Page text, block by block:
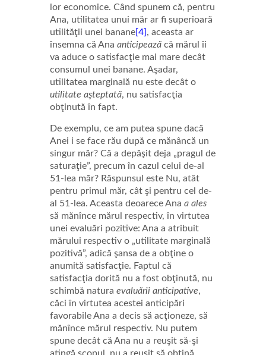
lor economice. Când spunem că, pentru
Ana, utilitatea unui măr ar fi superioară
utilităţii unei banane[4], aceasta ar
însemna că Ana anticipează că mărul îi
va aduce o satisfacţie mai mare decât
consumul unei banane. Aşadar,
utilitatea marginală nu este decât o
utilitate aşteptată, nu satisfacţia
obţinută în fapt.
De exemplu, ce am putea spune dacă
Anei i se face rău după ce mănâncă un
singur măr? Că a depăşit deja „pragul de
saturaţie”, precum în cazul celui de-al
51-lea măr? Răspunsul este Nu, atât
pentru primul măr, cât şi pentru cel de-
al 51-lea. Aceasta deoarece Ana a ales
să mănînce mărul respectiv, în virtutea
unei evaluări pozitive: Ana a atribuit
mărului respectiv o „utilitate marginală
pozitivă”, adică şansa de a obţine o
anumită satisfacţie. Faptul că
satisfacţia dorită nu a fost obţinută, nu
schimbă natura evaluării anticipative,
căci în virtutea acestei anticipări
favorabile Ana a decis să acţioneze, să
mănînce mărul respectiv. Nu putem
spune decât că Ana nu a reuşit să-şi
atingă scopul, nu a reuşit să obţină